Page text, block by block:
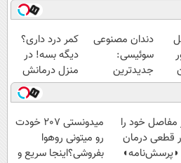
دندان مصنوعی
سوئیسی:
جدیدترین
فناوری اروپا،
سبک و مقاوم |
پرداخت قسطی
کمر درد داری؟
دیگه بسه! در
منزل درمانش
کن
(◀پرسش‌نامه)
مفاصل خود را
قطعی درمان
◗پرسش‌نامه◖
میدونستی 207 خودت
رو میتونی روهوا
بفروشی؟اینجا سریع و